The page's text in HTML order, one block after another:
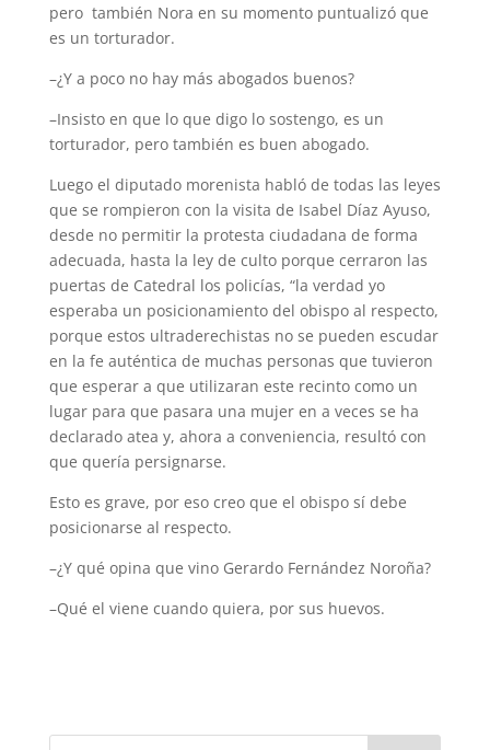
pero también Nora en su momento puntualizó que
es un torturador.
–¿Y a poco no hay más abogados buenos?
–Insisto en que lo que digo lo sostengo, es un
torturador, pero también es buen abogado.
Luego el diputado morenista habló de todas las leyes
que se rompieron con la visita de Isabel Díaz Ayuso,
desde no permitir la protesta ciudadana de forma
adecuada, hasta la ley de culto porque cerraron las
puertas de Catedral los policías, “la verdad yo
esperaba un posicionamiento del obispo al respecto,
porque estos ultraderechistas no se pueden escudar
en la fe auténtica de muchas personas que tuvieron
que esperar a que utilizaran este recinto como un
lugar para que pasara una mujer en a veces se ha
declarado atea y, ahora a conveniencia, resultó con
que quería persignarse.
Esto es grave, por eso creo que el obispo sí debe
posicionarse al respecto.
–¿Y qué opina que vino Gerardo Fernández Noroña?
–Qué el viene cuando quiera, por sus huevos.